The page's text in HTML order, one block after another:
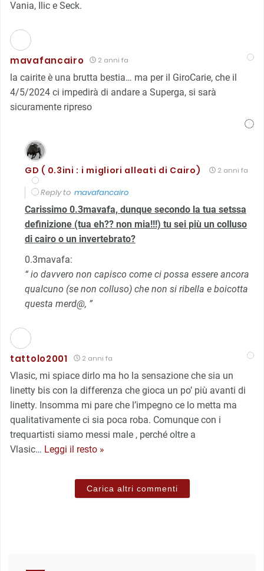
Vania, Ilic e Seck.
mavafancairo 2 anni fa
la cairite è una brutta bestia… ma per il GiroCarie, che il
4/5/2024 ci impedirà di andare a Superga, si sarà
sicuramente ripreso
GD ( 0.3ini : i migliori alleati di Cairo) 2 anni fa
Reply to mavafancairo
Carissimo 0.3mavafa, dunque secondo la tua setssa
definizione (tua eh?? non mia!!!) tu sei più un colluso
di cairo o un invertebrato?
0.3mavafa:
“ io davvero non capisco come ci possa essere ancora
qualcuno (se non colluso) che non si ribella e boicotta
questa merd@, ”
tattolo2001 2 anni fa
Vlasic, mi spiace dirlo ma ho la sensazione che sia un
linetty bis con la differenza che gioca un po’ più avanti di
linetty. Insomma mi pare che l’impegno ce lo metta ma
qualitativamente ci sia poca roba. Comunque con i
trequartisti siamo messi male , perché oltre a
Vlasic… Leggi il resto »
Carica altri commenti